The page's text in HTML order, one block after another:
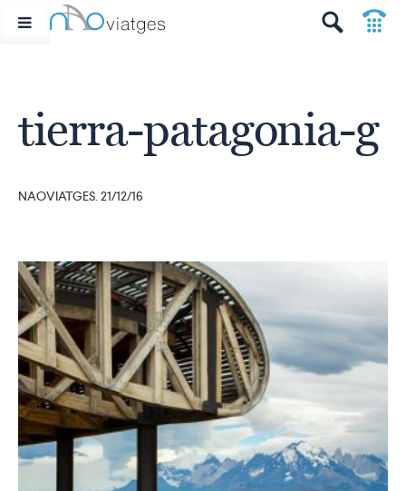
tierra-patagonia-g
NAOVIATGES. 21/12/16
t
p